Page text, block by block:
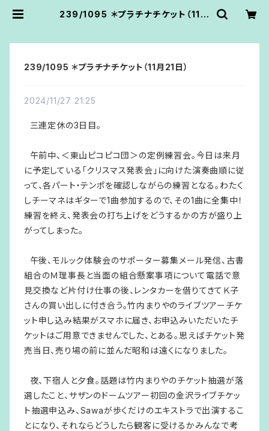
239/1095 ＊プラチナチケット（11月
239/1095 ＊プラチナチケット（11月21日）
2024/11/27 21:25
三連定休の3日目。
午前中、＜東山ピコピコ団＞の定例練習会。今日は来月
に予定している「クリスマス発表会」に向けた演奏曲順に従
って、各パート・テンポを確認しながらの練習となる。わたく
しチーマネはギターで1曲参加するので、その1曲に全集中！
練習を終え、発表会の打ち上げをどうするかの方が盛り上
がってしまった。
午後、モルック体験会のサポーター募集メール発信、古書
組合のＭ理事長と当面の組合懸案事項について電話で意
見交換など片付け仕事の後、レンタカーを借りてきてＫ子
さんの買い出しに付き合う。竹内まりやのライブツアーチケ
ット申し込み結果がスマホに届き、お申込みいただいたチ
ケットはご用意できませんでした、とある。思えばチケット発
売当日、売り場の前に並んだ昭和は遠くになりました。
夜、下宿人と夕食。話題は竹内まりやのチケット抽選が落
選したこと、サザンのドームツアー初回の金沢ライブチケッ
ト抽選申込み、Sawaが歩くだけのエキストラで出演するこ
とになり、それならどうしたら観客に受けるかみんなで考